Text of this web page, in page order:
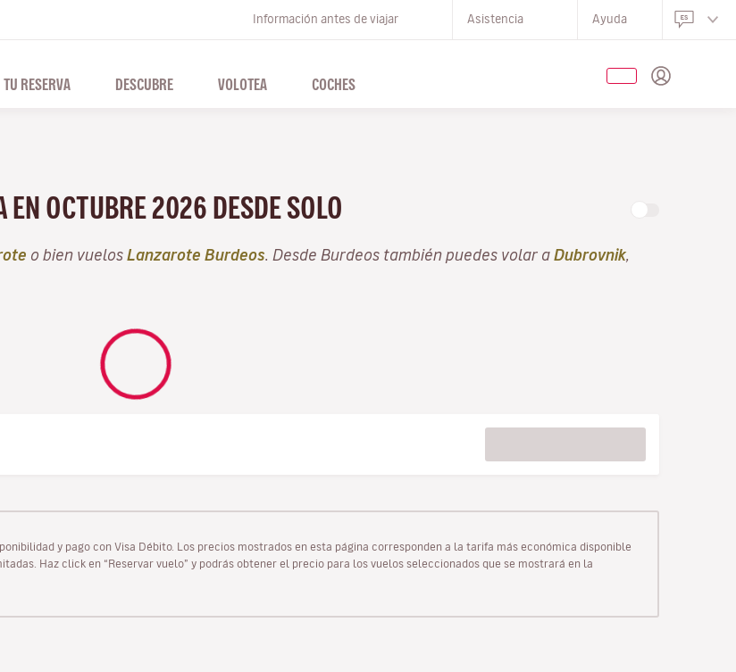
Información antes de viajar Asistencia Ayuda
TU RESERVA DESCUBRE VOLOTEA COCHES
EN OCTUBRE 2026 DESDE SOLO
o bien vuelos Lanzarote Burdeos . Desde Burdeos también puedes volar a Dubrovnik,
y pago con Visa Débito. Los precios mostrados en esta página corresponden a la tarifa más económica disponible
Haz click en “Reservar vuelo” y podrás obtener el precio para los vuelos seleccionados que se mostrará en la